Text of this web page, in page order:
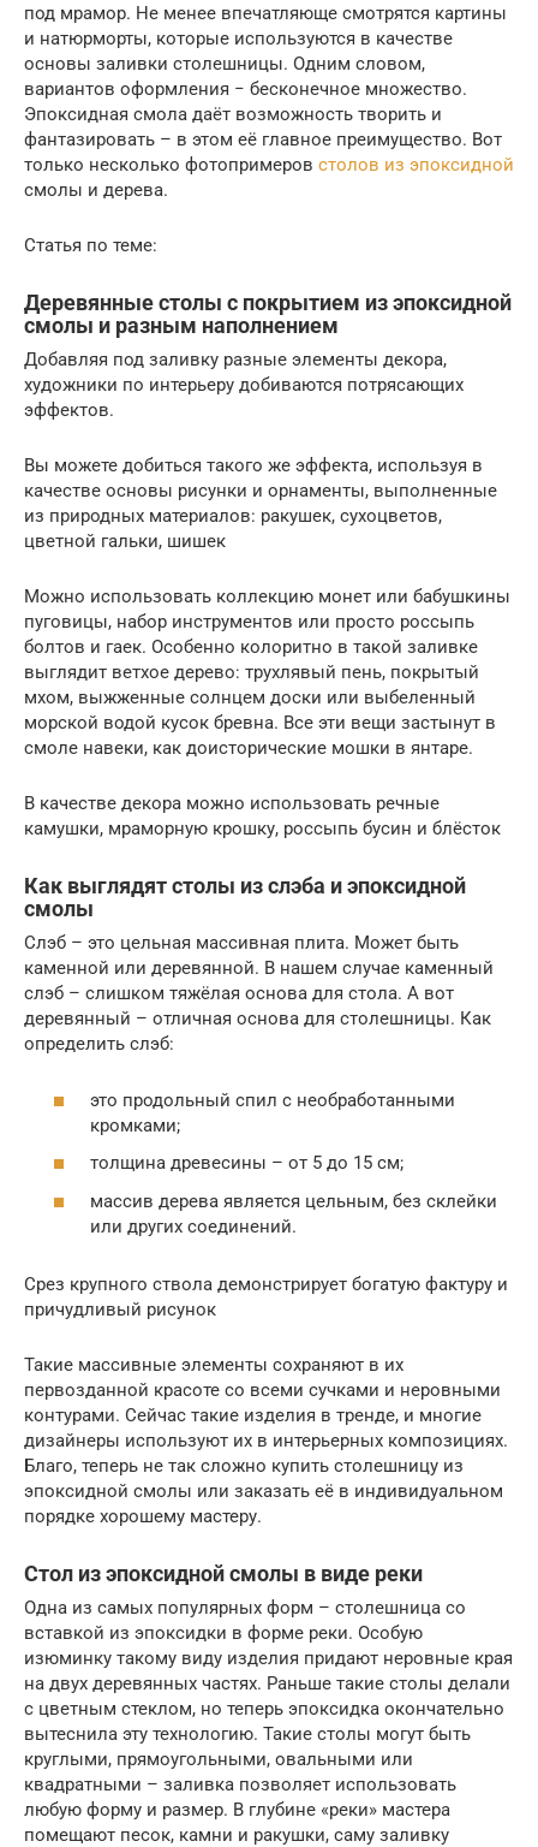
под мрамор. Не менее впечатляюще смотрятся картины
и натюрморты, которые используются в качестве
основы заливки столешницы. Одним словом,
вариантов оформления − бесконечное множество.
Эпоксидная смола даёт возможность творить и
фантазировать – в этом её главное преимущество. Вот
только несколько фотопримеров столов из эпоксидной
смолы и дерева.
Статья по теме:
Деревянные столы с покрытием из эпоксидной
смолы и разным наполнением
Добавляя под заливку разные элементы декора,
художники по интерьеру добиваются потрясающих
эффектов.
Вы можете добиться такого же эффекта, используя в
качестве основы рисунки и орнаменты, выполненные
из природных материалов: ракушек, сухоцветов,
цветной гальки, шишек
Можно использовать коллекцию монет или бабушкины
пуговицы, набор инструментов или просто россыпь
болтов и гаек. Особенно колоритно в такой заливке
выглядит ветхое дерево: трухлявый пень, покрытый
мхом, выжженные солнцем доски или выбеленный
морской водой кусок бревна. Все эти вещи застынут в
смоле навеки, как доисторические мошки в янтаре.
В качестве декора можно использовать речные
камушки, мраморную крошку, россыпь бусин и блёсток
Как выглядят столы из слэба и эпоксидной
смолы
Слэб – это цельная массивная плита. Может быть
каменной или деревянной. В нашем случае каменный
слэб – слишком тяжёлая основа для стола. А вот
деревянный – отличная основа для столешницы. Как
определить слэб:
это продольный спил с необработанными
кромками;
толщина древесины – от 5 до 15 см;
массив дерева является цельным, без склейки
или других соединений.
Срез крупного ствола демонстрирует богатую фактуру и
причудливый рисунок
Такие массивные элементы сохраняют в их
первозданной красоте со всеми сучками и неровными
контурами. Сейчас такие изделия в тренде, и многие
дизайнеры используют их в интерьерных композициях.
Благо, теперь не так сложно купить столешницу из
эпоксидной смолы или заказать её в индивидуальном
порядке хорошему мастеру.
Стол из эпоксидной смолы в виде реки
Одна из самых популярных форм – столешница со
вставкой из эпоксидки в форме реки. Особую
изюминку такому виду изделия придают неровные края
на двух деревянных частях. Раньше такие столы делали
с цветным стеклом, но теперь эпоксидка окончательно
вытеснила эту технологию. Такие столы могут быть
круглыми, прямоугольными, овальными или
квадратными – заливка позволяет использовать
любую форму и размер. В глубине «реки» мастера
помещают песок, камни и ракушки, саму заливку